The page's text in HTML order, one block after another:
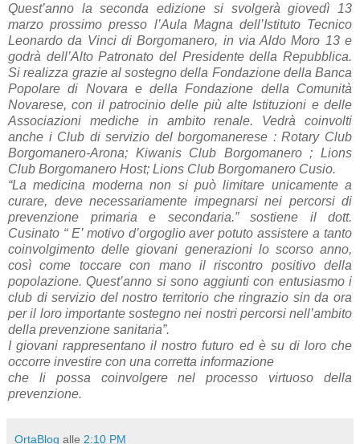
Quest’anno la seconda edizione si svolgerà giovedì 13
marzo prossimo presso l’Aula Magna dell’Istituto Tecnico
Leonardo da Vinci di Borgomanero, in via Aldo Moro 13 e
godrà dell’Alto Patronato del Presidente della Repubblica.
Si realizza grazie al sostegno della Fondazione della Banca
Popolare di Novara e della Fondazione della Comunità
Novarese, con il patrocinio delle più alte Istituzioni e delle
Associazioni mediche in ambito renale. Vedrà coinvolti
anche i Club di servizio del borgomanerese : Rotary Club
Borgomanero-Arona; Kiwanis Club Borgomanero ; Lions
Club Borgomanero Host; Lions Club Borgomanero Cusio.
“La medicina moderna non si può limitare unicamente a
curare, deve necessariamente impegnarsi nei percorsi di
prevenzione primaria e secondaria.” sostiene il dott.
Cusinato “ E’ motivo d’orgoglio aver potuto assistere a tanto
coinvolgimento delle giovani generazioni lo scorso anno,
così come toccare con mano il riscontro positivo della
popolazione. Quest’anno si sono aggiunti con entusiasmo i
club di servizio del nostro territorio che ringrazio sin da ora
per il loro importante sostegno nei nostri percorsi nell’ambito
della prevenzione sanitaria”.
I giovani rappresentano il nostro futuro ed è su di loro che
occorre investire con una corretta informazione
che li possa coinvolgere nel processo virtuoso della
prevenzione.
OrtaBlog alle 2:10 PM